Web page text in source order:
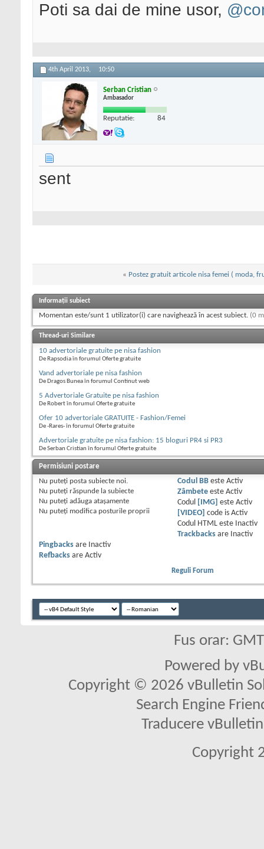
Poti sa dai de mine usor,
4th April 2013, 10:50
Serban Cristian
Ambasador
Reputatie: 84
sent
« Postez gratuit articole nisa femei ( moda,
Informații subiect
Momentan este/sunt 1 utilizator(i) care navighează în acest subiect. (0
Thread-uri Similare
10 advertoriale gratuite pe nisa fashion
De Rapsodia în forumul Oferte gratuite
Vand advertoriale pe nisa fashion
De Dragos Bunea în forumul Continut web
5 Advertoriale Gratuite pe nisa fashion
De Robert în forumul Oferte gratuite
Ofer 10 advertoriale GRATUITE - Fashion/Femei
De -Rares- în forumul Oferte gratuite
Advertoriale gratuite pe nisa fashion: 15 bloguri PR4 si PR3
De Serban Cristian în forumul Oferte gratuite
Permisiuni postare
Nu puteţi posta subiecte noi.
Nu puteţi răspunde la subiecte
Nu puteţi adăuga ataşamente
Nu puteţi modifica posturile proprii
Codul BBeste Activ
Zâmbeteeste Activ
Codul
[IMG] este Activ
[VIDEO] code is Activ
Codul HTML este
Inactiv
Trackbacksare
Inactiv
Pingbacks are
Inactiv
Refbacks are Activ
Reguli Forum
Fus orar:
Powered by
Copyright © 2026 vBulletin
Search Engine
Traducere
Copyright